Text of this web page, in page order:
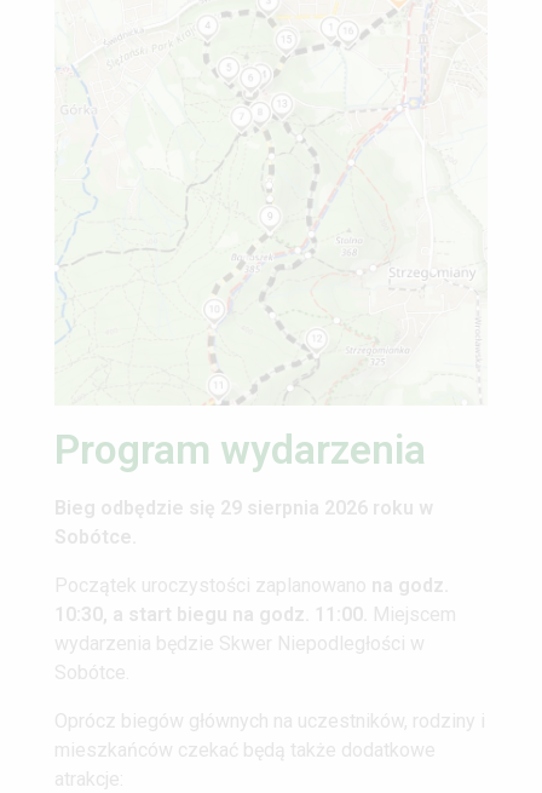
Program wydarzenia
Bieg odbędzie się 29 sierpnia 2026 roku w
Sobótce.
Początek uroczystości zaplanowano na godz.
10:30, a start biegu na godz. 11:00.
Miejscem
wydarzenia będzie Skwer Niepodległości w
Sobótce.
Oprócz biegów głównych na uczestników, rodziny i
mieszkańców czekać będą także dodatkowe
atrakcje: